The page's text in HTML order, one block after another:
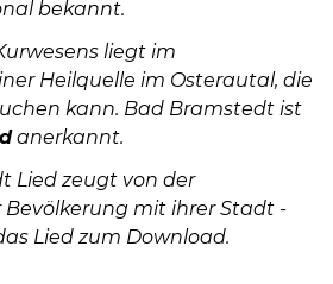
bekannt.
liegt im
Heilquelle im Osterautal, die
kann. Bad Bramstedt ist
anerkannt.
Lied zeugt von der
mit ihrer Stadt -
Lied zum Download.